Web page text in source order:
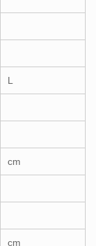
L
cm
cm